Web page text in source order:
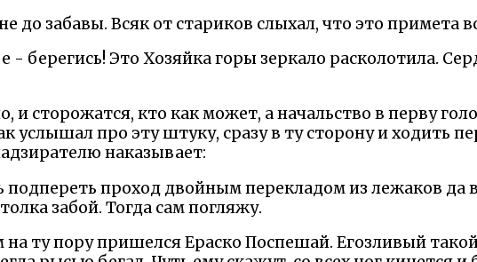
до забавы. Всяк от стариков слыхал, что это примета
- берегись! Это Хозяйка горы зеркало расколотила.
и сторожатся, кто как может, а начальство в перву
услышал про эту штуку, сразу в ту сторону и ходить
наказывает:
подпереть проход двойным перекладом из лежаков да
забой. Тогда сам погляжу.
ту пору пришелся Ераско Поспешай. Егозливый такой